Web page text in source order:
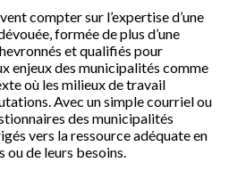
compter sur l’expertise d’une
formée de plus d’une
et qualifiés pour
enjeux des municipalités comme
où les milieux de travail
Avec un simple courriel ou
des municipalités
vers la ressource adéquate en
ou de leurs besoins.